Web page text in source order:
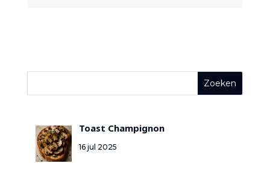
Toast Champignon
16 jul 2025